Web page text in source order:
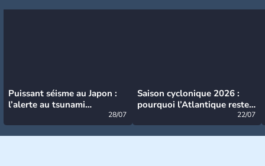
Puissant séisme au Japon :
l’alerte au tsunami
28/07
Saison cyclonique 2026 :
pourquoi l’Atlantique reste
22/07